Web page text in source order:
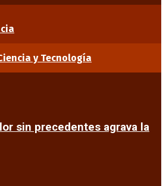
y Tecnología
sin precedentes agrava la